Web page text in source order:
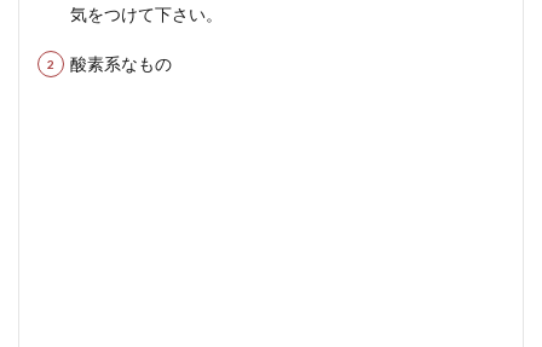
気をつけて下さい。
酸素系なもの